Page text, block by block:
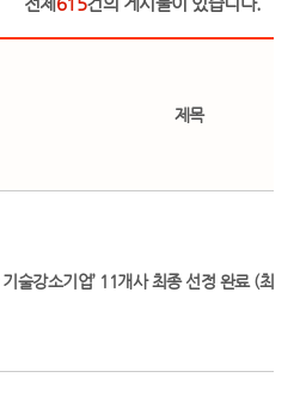
제목
술강소기업’ 11개사 최종 선정 완료 (최